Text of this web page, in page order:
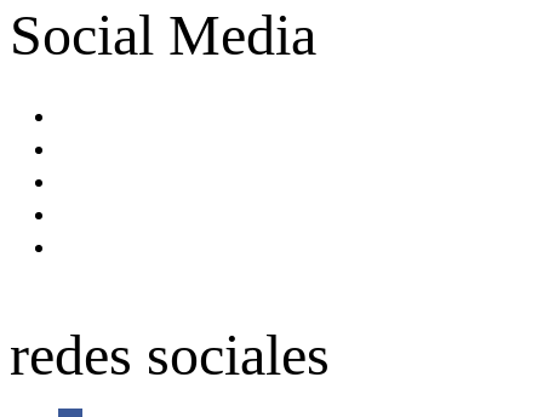
Social Media
redes sociales